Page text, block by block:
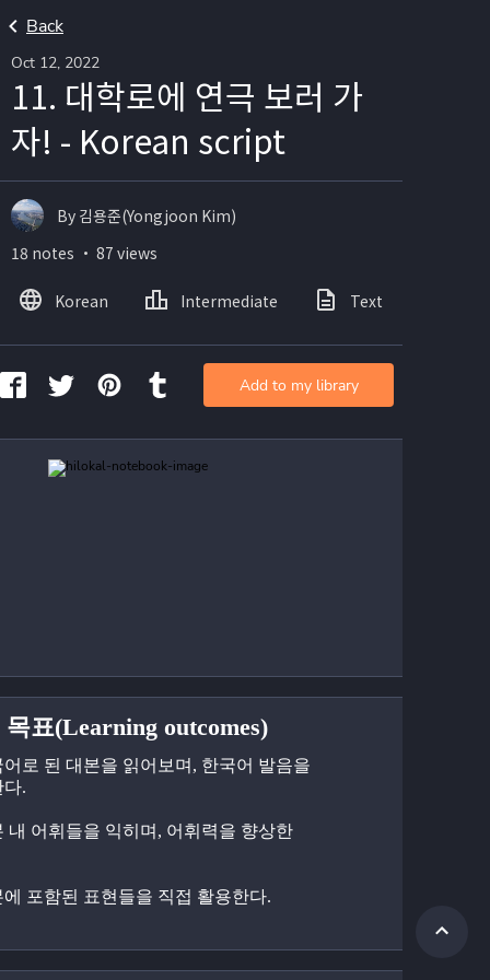
Back
Oct 12, 2022
11. 대학로에 연극 보러 가
자! - Korean script
표(Learning outcomes)
어로 된 대본을 읽어보며, 한국어 발음을
다.
내 어휘들을 익히며, 어휘력을 향상한
에 포함된 표현들을 직접 활용한다.
By 김용준(Yongjoon Kim)
18 notes ・ 87 views
Korean Intermediate Text
Add to my library